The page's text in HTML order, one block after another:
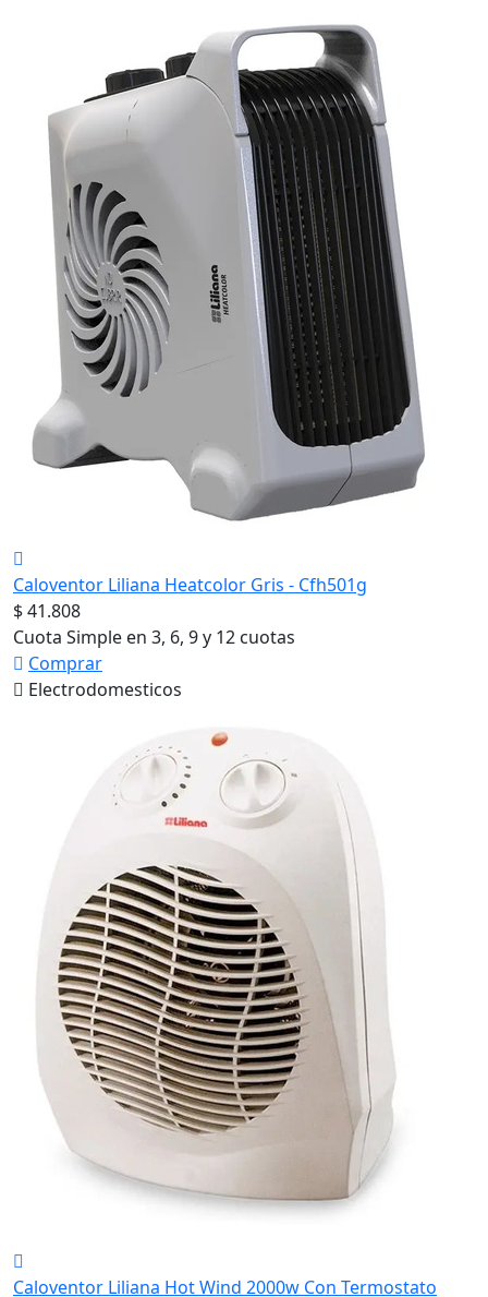
Caloventor Liliana Heatcolor Gris - Cfh501g
$ 41.808
Cuota Simple en 3, 6, 9 y 12 cuotas
Comprar
Electrodomesticos
Caloventor Liliana Hot Wind 2000w Con Termostato